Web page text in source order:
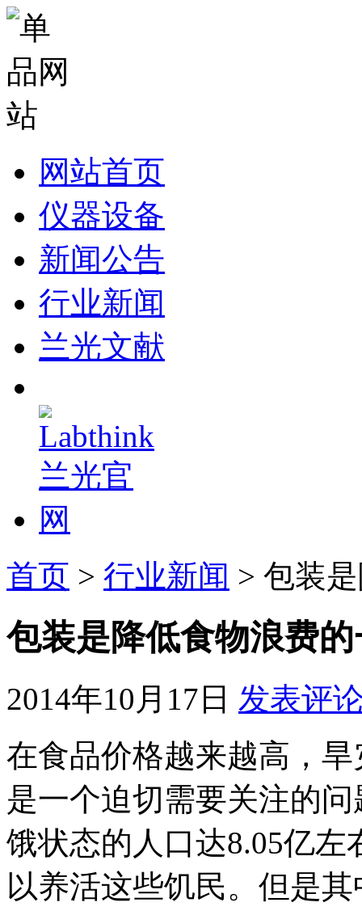
网站首页
仪器设备
新闻公告
行业新闻
兰光文献
首页 > 行业新闻 > 包装
包装是降低食物浪费
2014年10月17日 发表评
在食品价格越来越高，
是一个迫切需要关注的
饿状态的人口达8.05亿
以养活这些饥民。但是